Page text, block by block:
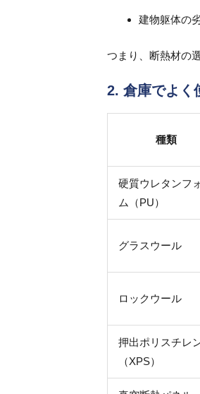
建物躯体の
つまり、断熱材の
2. 倉庫でよく
種類
硬質ウレタンフ
ム（PU）
グラスウール
ロックウール
押出ポリスチレ
（XPS）